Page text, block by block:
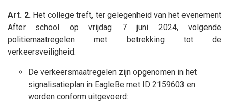
Art. 2. Het college treft, ter gelegenheid van het evenement
After school op vrijdag 7 juni 2024, volgende
politiemaatregelen met betrekking tot de
verkeersveiligheid.
De verkeersmaatregelen zijn opgenomen in het
signalisatieplan in EagleBe met ID 2159603 en
worden conform uitgevoerd: